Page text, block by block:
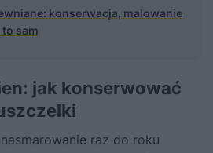
konserwacja, malowanie
sam
jak konserwować
raz do roku